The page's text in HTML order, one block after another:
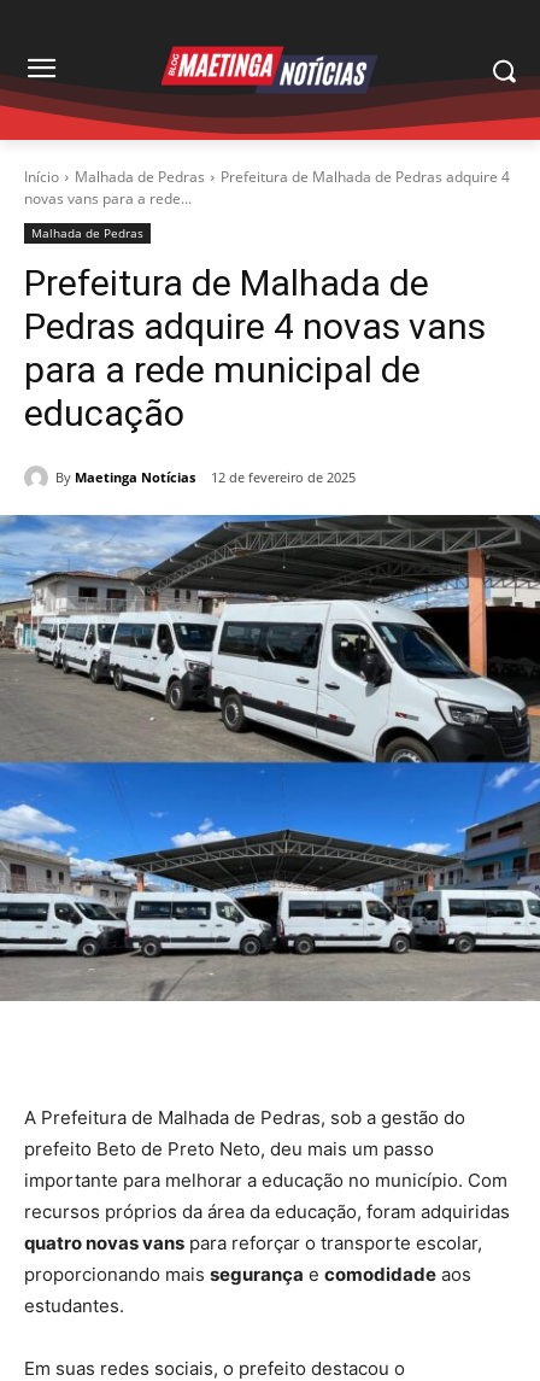
Início Malhada de Pedras
Prefeitura de Malhada de Pedras adquire 4
novas vans para a rede...
Malhada de Pedras
Prefeitura de Malhada de
Pedras adquire 4 novas vans
para a rede municipal de
educação
By Maetinga Notícias 12 de fevereiro de 2025
A Prefeitura de Malhada de Pedras, sob a gestão do
prefeito Beto de Preto Neto, deu mais um passo
importante para melhorar a educação no município. Com
recursos próprios da área da educação, foram adquiridas
quatro novas vans para reforçar o transporte escolar,
proporcionando mais segurança e comodidade aos
estudantes.
Em suas redes sociais, o prefeito destacou o